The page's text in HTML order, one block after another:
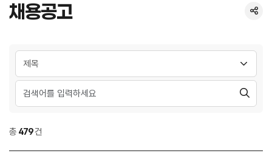
채용공고
분류 선택
총 479건